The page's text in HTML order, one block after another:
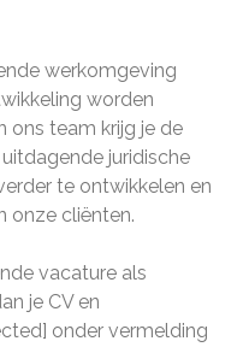
werkomgeving
worden
ons team krijg je de
juridische
te ontwikkelen en
onze cliënten.
vacature als
je CV en
onder vermelding